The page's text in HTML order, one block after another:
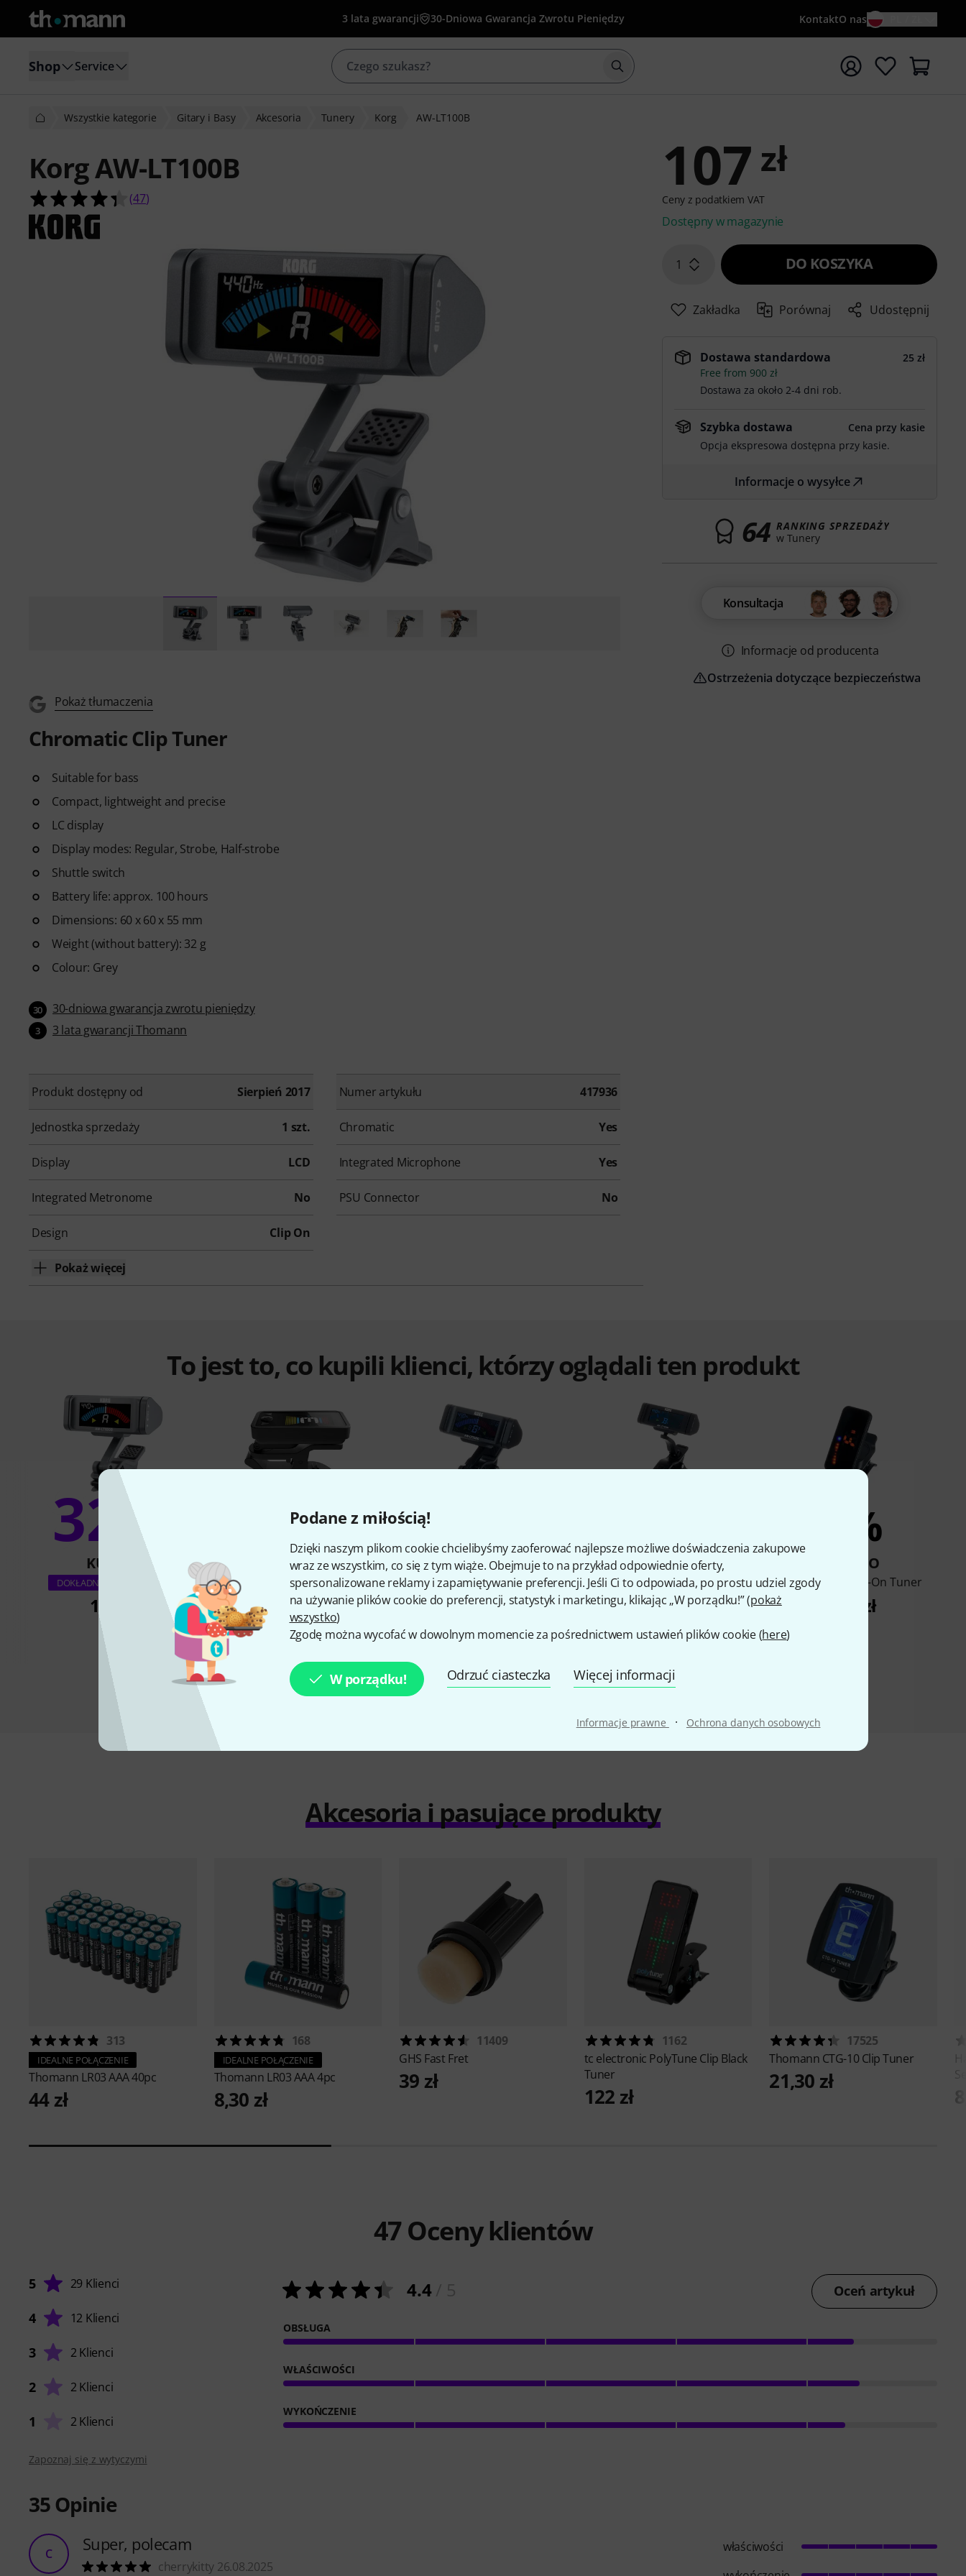
Podane z miłością!
Dzięki naszym plikom cookie chcielibyśmy zaoferować najlepsze możliwe doświadczenia zakupowe
wraz ze wszystkim, co się z tym wiąże. Obejmuje to na przykład odpowiednie oferty,
spersonalizowane reklamy i zapamiętywanie preferencji. Jeśli Ci to odpowiada, po prostu udziel zgody
na używanie plików cookie do preferencji, statystyk i marketingu, klikając „W porządku!” (pokaż
wszystko)
Zgodę można wycofać w dowolnym momencie za pośrednictwem ustawień plików cookie (here)
W porządku! Odrzuć ciasteczka Więcej informacji
Informacje prawne · Ochrona danych osobowych
3 lata gwarancji 30-Dniowa Gwarancja Zwrotu Pieniędzy KontaktO nas
Shop Service Rozpocznij wyszukiwanie od słowa kluczowego {searchTerm}
Wszystkie kategorie Gitary i Basy Akcesoria Tunery Korg AW-LT100B
Korg AW-LT100B
4.4 na 5 gwiazdek z 47 ocen klientów
(47)
Pokaż tłumaczenia
Chromatic Clip Tuner
Suitable for bass
Compact, lightweight and precise
LC display
Display modes: Regular, Strobe, Half-strobe
Shuttle switch
Battery life: approx. 100 hours
Dimensions: 60 x 60 x 55 mm
Weight (without battery): 32 g
Colour: Grey
30 30-dniowa gwarancja zwrotu pieniędzy
3 3 lata gwarancji Thomann
Produkt dostępny od Sierpień 2017 Numer artykułu 417936
Jednostka sprzedaży 1 szt. Chromatic Yes
Display LCD Integrated Microphone Yes
Integrated Metronome No PSU Connector No
Design Clip On
Pokaż więcej
107 zł
Ceny z podatkiem VAT
Dostępny w magazynie
1 DO KOSZYKA
Zakładka Porównaj Udostępnij
Dostawa standardowa
25 zł
Free from 900 zł
Dostawa za około 2-4 dni rob.
Szybka dostawa
Cena przy kasie
Opcja ekspresowa dostępna przy kasie.
Informacje o wysyłce
64 RANKING SPRZEDAŻY
w Tunery
Konsultacja
Informacje od producenta
Ostrzeżenia dotyczące bezpieczeństwa
To jest to, co kupili klienci, którzy oglądali ten produkt
32%
KUPIŁO
DOKŁADNIE TEN PRODUKT
107 zł
9%
KUPIŁO
Daddario PW-CT-27 Eclipse
Rechargable
68 zł
KUPIŁO
Korg AW-LT100G
116 zł
KUPIŁO
Korg AW-LT100M
168 zł
5%
KUPIŁO
Korg PC-2+ Clip-On Tuner
107 zł
porównaj
Akcesoria i pasujące produkty
313
IDEALNE POŁĄCZENIE
Thomann LR03 AAA 40pc
44 zł
168
IDEALNE POŁĄCZENIE
Thomann LR03 AAA 4pc
8,30 zł
11409
GHS Fast Fret
39 zł
1162
tc electronic PolyTune Clip Black
Tuner
122 zł
17525
Thomann CTG-10 Clip Tuner
21,30 zł
47Oceny klientów
5 29 Klienci
4 12 Klienci
3 2 Klienci
2 2 Klienci
1 2 Klienci
4.4/ 5 Oceń artykuł
OBSŁUGA
WŁAŚCIWOŚCI
WYKOŃCZENIE
Zapoznaj się z wytyczymi
35Opinie
C Super, polecam
cherrykitty 26.08.2025
właściwości